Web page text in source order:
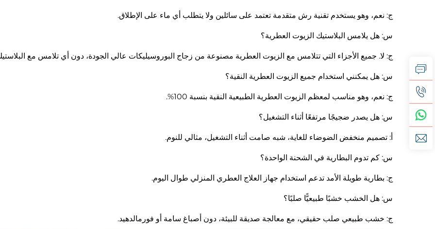
ج: نعم، وهو يستخدم تقنية رش متقدمة تعتمد على سائلين ولا يتطلب أي ماء على الإطلاق.
س: هل يلامس البلاستيك الزيوت العطرية؟
ج: لا. جميع الأجزاء التي تتلامس مع الزيوت العطرية مصنوعة من زجاج البوروسيليكات عالي الجودة، دون أي تلامس مع
س: هل يمكنني استخدام جميع الزيوت العطرية النقية؟
ج: نعم، وهو مناسب لمعظم الزيوت العطرية الطبيعية النقية بنسبة 100%.
س: هل يصدر ضجيجًا مرتفعًا أثناء التشغيل؟
أ: تصميم منخفض الضوضاء للغاية، شبه صامت أثناء التشغيل، مثالي للنوم.
س: كم تدوم البطارية في الشحنة الواحدة؟
ج: بطارية طويلة الأمد تدعم استخدام جهاز العلاج العطري المنزلي طوال اليوم.
س: هل الخشب خشبًا طبيعيًّا صلبًا؟
ج: خشب طبيعي صلب حقيقي، مع معالجة صديقة للبيئة، دون أصباغ سامة أو فورمالدهيد.